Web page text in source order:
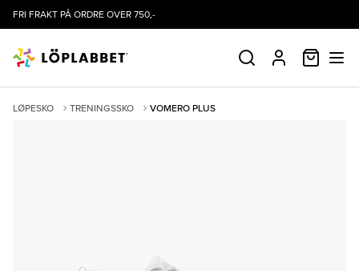
FRI FRAKT PÅ ORDRE OVER 750,-
SØK PROFIL
LØPESKO TRENINGSSKO VOMERO PLUS